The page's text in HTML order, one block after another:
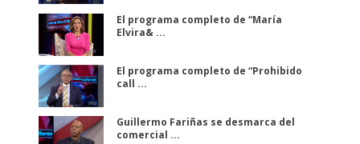
El programa completo de “María
Elvira& ...
El programa completo de “Prohibido
call ...
Guillermo Fariñas se desmarca del
comercial ...